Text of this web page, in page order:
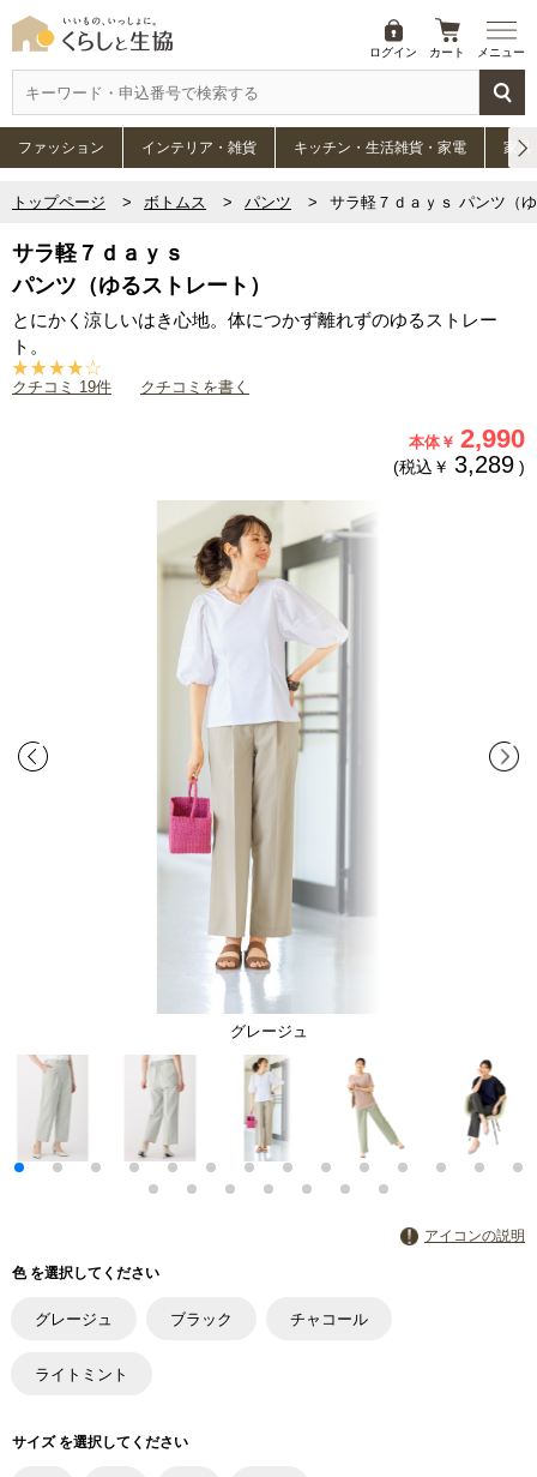
ログイン カート メニュー
ファッション インテリア・雑貨 キッチン・生活雑貨・家電 家具
トップページ ボトムス パンツ サラ軽７ｄａｙｓ パンツ（
サラ軽７ｄａｙｓ
パンツ（ゆるストレート）
とにかく涼しいはき心地。体につかず離れずのゆるストレー
ト。
クチコミ 19件 クチコミを書く
本体￥ 2,990
(税込￥ 3,289 )
グレージュ
アイコンの説明
色 を選択してください
グレージュ ブラック チャコール
ライトミント
サイズ を選択してください